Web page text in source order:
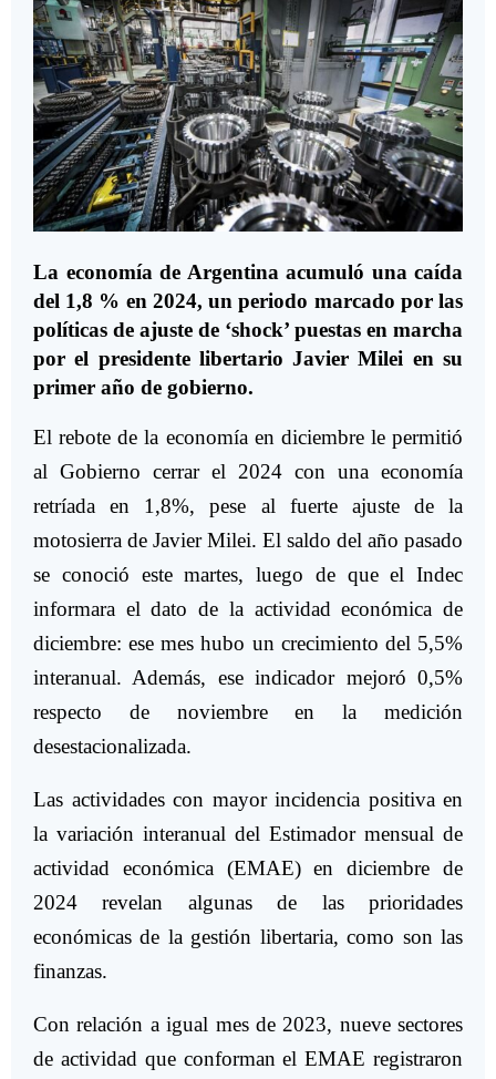
La economía de Argentina acumuló una caída
del 1,8 % en 2024, un periodo marcado por las
políticas de ajuste de ‘shock’ puestas en marcha
por el presidente libertario Javier Milei en su
primer año de gobierno.
El rebote de la economía en diciembre le permitió
al Gobierno cerrar el 2024 con una economía
retríada en 1,8%, pese al fuerte ajuste de la
motosierra de Javier Milei. El saldo del año pasado
se conoció este martes, luego de que el Indec
informara el dato de la actividad económica de
diciembre: ese mes hubo un crecimiento del 5,5%
interanual. Además, ese indicador mejoró 0,5%
respecto de noviembre en la medición
desestacionalizada.
Las actividades con mayor incidencia positiva en
la variación interanual del Estimador mensual de
actividad económica (EMAE) en diciembre de
2024 revelan algunas de las prioridades
económicas de la gestión libertaria, como son las
finanzas.
Con relación a igual mes de 2023, nueve sectores
de actividad que conforman el EMAE registraron